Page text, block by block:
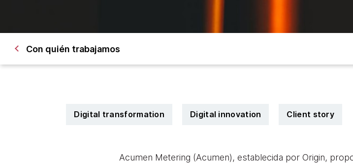
Con quién trabajamos
Digital transformation Digital innovation Client story
Acumen Metering (Acumen), establecida por Origin,